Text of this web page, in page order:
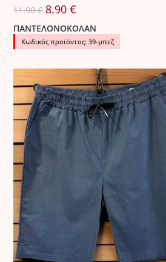
11.90€ Original
price
was:
11.90 €.
8.90€
τιμή
είναι:
8.90 €.
ΠΑΝΤΕΛΟΝΟΚΟΛΑΝ
Κωδικός προϊόντος: 39-μπεζ